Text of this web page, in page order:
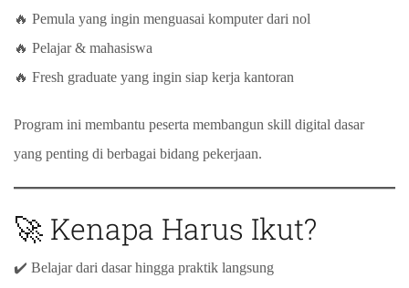
🔥 Pemula yang ingin menguasai komputer dari nol
🔥 Pelajar & mahasiswa
🔥 Fresh graduate yang ingin siap kerja kantoran
Program ini membantu peserta membangun skill digital dasar
yang penting di berbagai bidang pekerjaan.
🚀 Kenapa Harus Ikut?
✔️ Belajar dari dasar hingga praktik langsung